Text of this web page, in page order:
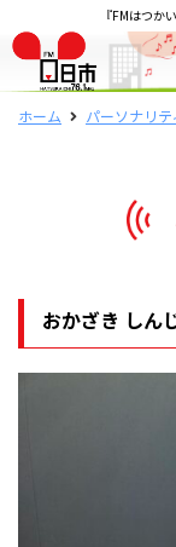
『FMはつか
ホーム パーソナリテ
おかざき しん